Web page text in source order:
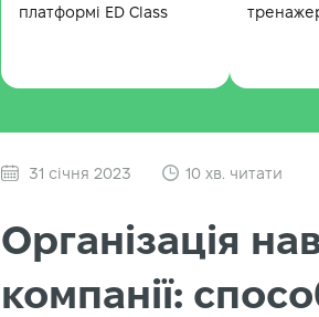
платформі ED Class
31 січня 2023 10 хв. читати
Організація
компанії: